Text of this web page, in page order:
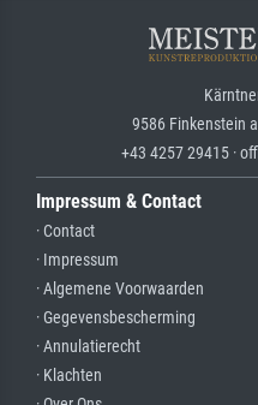
9586 Finkenstein
+43 4257 29415 ·
Impressum & Contact
· Contact
· Impressum
· Algemene Voorwaarden
· Gegevensbescherming
· Annulatierecht
· Klachten